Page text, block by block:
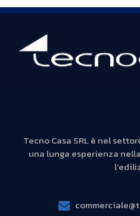
Tecno Casa SRL è nel
una lunga esperienza